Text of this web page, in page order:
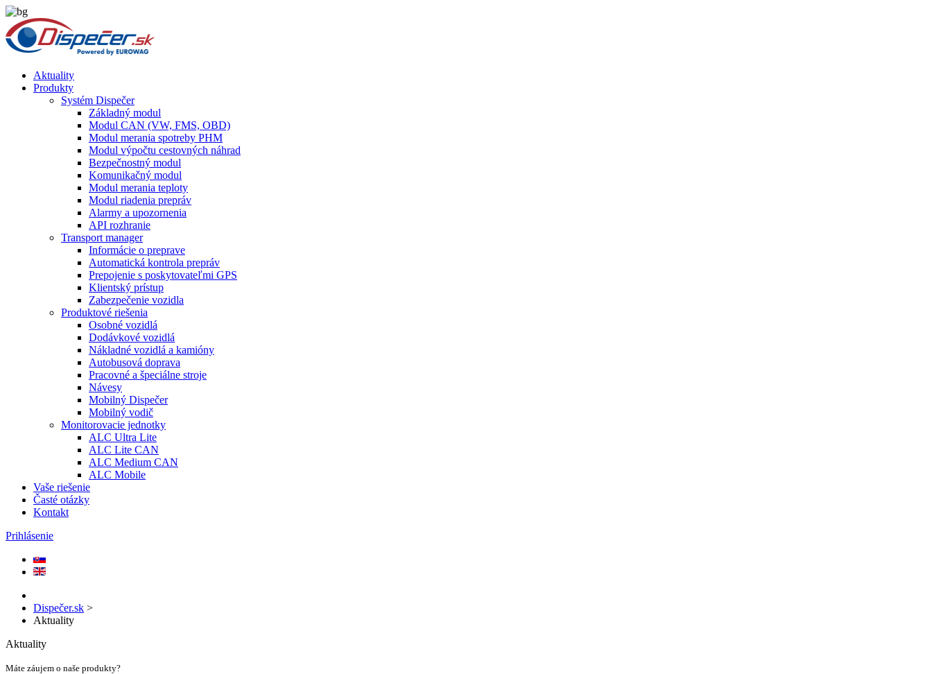
Aktuality
Produkty
Systém Dispečer
Základný modul
Modul CAN (VW, FMS, OBD)
Modul merania spotreby PHM
Modul výpočtu cestovných náhrad
Bezpečnostný modul
Komunikačný modul
Modul merania teploty
Modul riadenia prepráv
Alarmy a upozornenia
API rozhranie
Transport manager
Informácie o preprave
Automatická kontrola prepráv
Prepojenie s poskytovateľmi GPS
Klientský prístup
Zabezpečenie vozidla
Produktové riešenia
Osobné vozidlá
Dodávkové vozidlá
Nákladné vozidlá a kamióny
Autobusová doprava
Pracovné a špeciálne stroje
Návesy
Mobilný Dispečer
Mobilný vodič
Monitorovacie jednotky
ALC Ultra Lite
ALC Lite CAN
ALC Medium CAN
ALC Mobile
Vaše riešenie
Časté otázky
Kontakt
Prihlásenie
Dispečer.sk >
Aktuality
Aktuality
Máte záujem o naše produkty?